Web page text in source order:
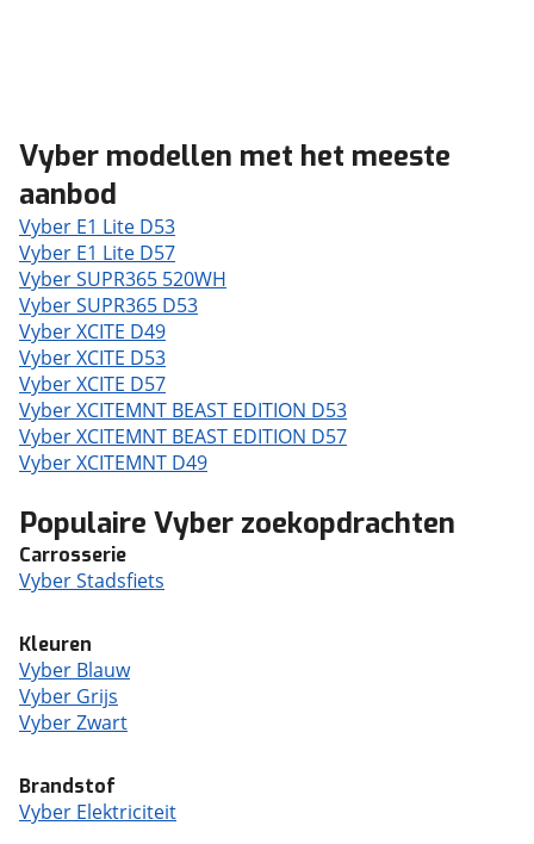
Vyber modellen met het meeste
aanbod
Vyber E1 Lite D53
Vyber E1 Lite D57
Vyber SUPR365 520WH
Vyber SUPR365 D53
Vyber XCITE D49
Vyber XCITE D53
Vyber XCITE D57
Vyber XCITEMNT BEAST EDITION D53
Vyber XCITEMNT BEAST EDITION D57
Vyber XCITEMNT D49
Populaire Vyber zoekopdrachten
Carrosserie
Vyber Stadsfiets
Kleuren
Vyber Blauw
Vyber Grijs
Vyber Zwart
Brandstof
Vyber Elektriciteit